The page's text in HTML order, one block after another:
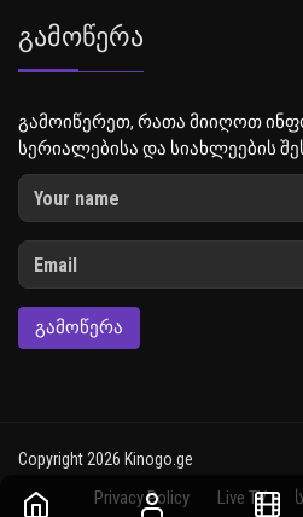
Გამოწერა
გამოიწერეთ, რათა მიიღოთ
სერიალებისა და სიახლეების
ᲒᲐᲛᲝᲬᲔᲠᲐ
Copyright 2026 Kinogo.ge
Privacy Policy Live TV